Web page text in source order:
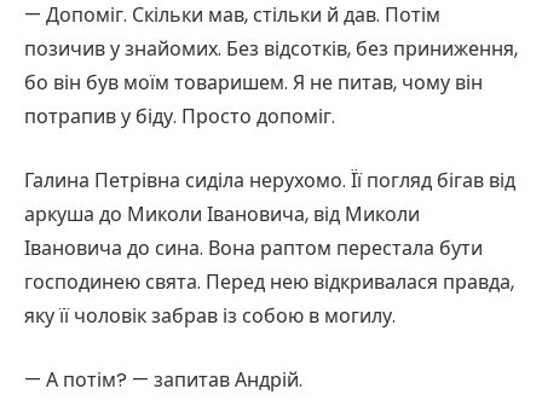
— Допоміг. Скільки мав, стільки й дав. Потім
позичив у знайомих. Без відсотків, без приниження,
бо він був моїм товаришем. Я не питав, чому він
потрапив у біду. Просто допоміг.
Галина Петрівна сиділа нерухомо. Її погляд бігав від
аркуша до Миколи Івановича, від Миколи
Івановича до сина. Вона раптом перестала бути
господинею свята. Перед нею відкривалася правда,
яку її чоловік забрав із собою в могилу.
— А потім? — запитав Андрій.